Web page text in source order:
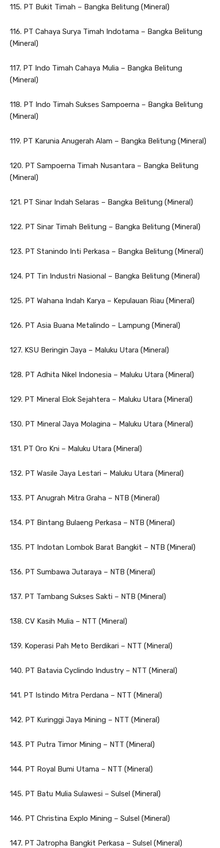
115. PT Bukit Timah – Bangka Belitung (Mineral)
116. PT Cahaya Surya Timah Indotama – Bangka Belitung
(Mineral)
117. PT Indo Timah Cahaya Mulia – Bangka Belitung
(Mineral)
118. PT Indo Timah Sukses Sampoerna – Bangka Belitung
(Mineral)
119. PT Karunia Anugerah Alam – Bangka Belitung (Mineral)
120. PT Sampoerna Timah Nusantara – Bangka Belitung
(Mineral)
121. PT Sinar Indah Selaras – Bangka Belitung (Mineral)
122. PT Sinar Timah Belitung – Bangka Belitung (Mineral)
123. PT Stanindo Inti Perkasa – Bangka Belitung (Mineral)
124. PT Tin Industri Nasional – Bangka Belitung (Mineral)
125. PT Wahana Indah Karya – Kepulauan Riau (Mineral)
126. PT Asia Buana Metalindo – Lampung (Mineral)
127. KSU Beringin Jaya – Maluku Utara (Mineral)
128. PT Adhita Nikel Indonesia – Maluku Utara (Mineral)
129. PT Mineral Elok Sejahtera – Maluku Utara (Mineral)
130. PT Mineral Jaya Molagina – Maluku Utara (Mineral)
131. PT Oro Kni – Maluku Utara (Mineral)
132. PT Wasile Jaya Lestari – Maluku Utara (Mineral)
133. PT Anugrah Mitra Graha – NTB (Mineral)
134. PT Bintang Bulaeng Perkasa – NTB (Mineral)
135. PT Indotan Lombok Barat Bangkit – NTB (Mineral)
136. PT Sumbawa Jutaraya – NTB (Mineral)
137. PT Tambang Sukses Sakti – NTB (Mineral)
138. CV Kasih Mulia – NTT (Mineral)
139. Koperasi Pah Meto Berdikari – NTT (Mineral)
140. PT Batavia Cyclindo Industry – NTT (Mineral)
141. PT Istindo Mitra Perdana – NTT (Mineral)
142. PT Kuringgi Jaya Mining – NTT (Mineral)
143. PT Putra Timor Mining – NTT (Mineral)
144. PT Royal Bumi Utama – NTT (Mineral)
145. PT Batu Mulia Sulawesi – Sulsel (Mineral)
146. PT Christina Explo Mining – Sulsel (Mineral)
147. PT Jatropha Bangkit Perkasa – Sulsel (Mineral)